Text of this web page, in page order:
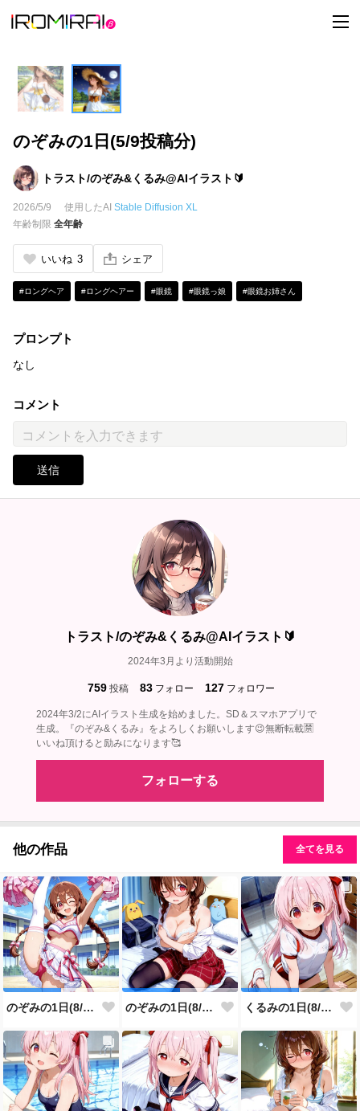
t
o
のぞみの1日(5/9投稿分)
トラスト/のぞみ&くるみ@AIイラスト🔰
2026/5/9 使用したAI Stable Diffusion XL
年齢制限 全年齢
いいね 3 シェア
#ロングヘア #ロングヘアー #眼鏡 #眼鏡っ娘 #眼鏡お姉さん
プロンプト
なし
コメント
送信
トラスト/のぞみ&くるみ@AIイラスト🔰
2024年3月より活動開始
759 投稿 83 フォロー 127 フォロワー
2024年3/2にAIイラスト生成を始めました。SD＆スマホアプリで
生成。『のぞみ&くるみ』をよろしくお願いします😉無断転載🈲
いいね頂けると励みになります🥰
フォローする
他の作品 全てを見る
のぞみの1日(8/7投稿分) のぞみの1日(8/6投稿分) くるみの1日(8/5投稿分)